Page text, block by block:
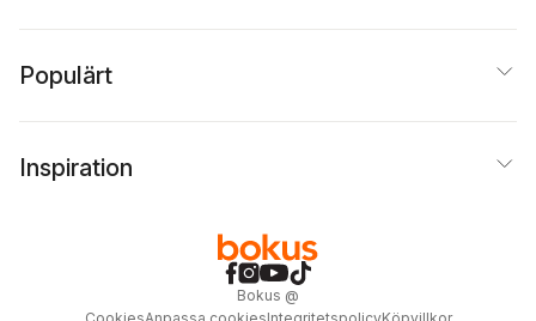
Populärt
Inspiration
Bokus @